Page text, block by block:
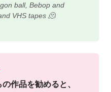
ball, Bebop and
VHS tapes 🫠
作品を勧めると、